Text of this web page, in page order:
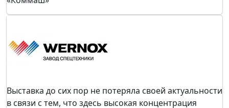
Выставка до сих пор не потеряла своей актуальности
в связи с тем, что здесь высокая концентрация